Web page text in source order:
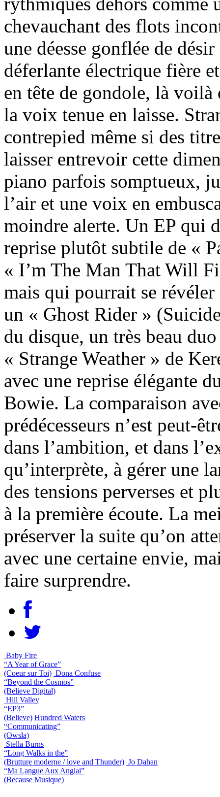
chevauchant des flots
une déesse gonflée de
déferlante électrique fière
en tête de gondole, là voilà
la voix tenue en laisse.
contrepied même si des
laisser entrevoir cette
piano parfois somptueux,
l’air et une voix en
moindre alerte. Un EP qui
reprise plutôt subtile de «
« I’m The Man That Will
mais qui pourrait se
un « Ghost Rider »
du disque, un très beau
« Strange Weather » de
avec une reprise élégante
Bowie. La comparaison
prédécesseurs n’est peut-
dans l’ambition, et dans
qu’interprète, à gérer une
des tensions perverses et
à la première écoute. La
préserver la suite qu’on
avec une certaine envie,
faire surprendre.
Baby Fire
“A Year of Grace”
(Coeur sur Toi) Dona Confuse
“Beyond the Cosmos”
(Believe Digital)
Hill Valley
“EP3”
(Believe) Hundred Waters
“Communicating”
(Owsla)
Stella Burns
“Long Walks in the”
(Brutture moderne / love and Thunder) Jo Dahan
“Ma Langue Aux Anglai”
(Because Musique)